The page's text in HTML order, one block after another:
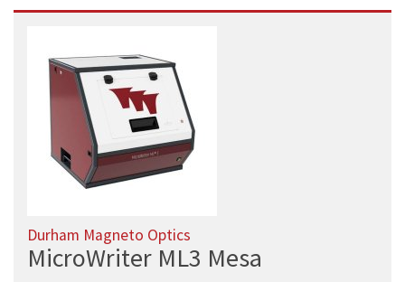
Durham Magneto Optics
MicroWriter ML3 Mesa